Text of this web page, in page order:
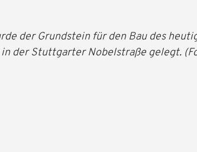
der Grundstein für den Bau des
in der Stuttgarter Nobelstraße gelegt.